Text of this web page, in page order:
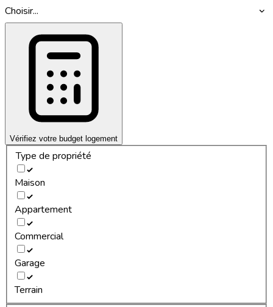
Choisir...
Vérifiez votre budget logement
Type de propriété
Maison
Appartement
Commercial
Garage
Terrain